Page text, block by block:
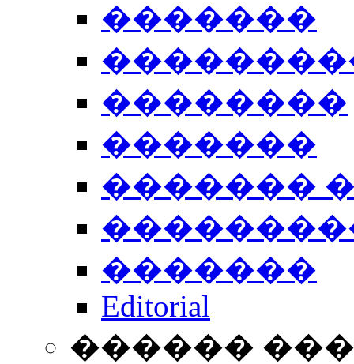
�������
��������
�������
�������
�������
Editorial
������